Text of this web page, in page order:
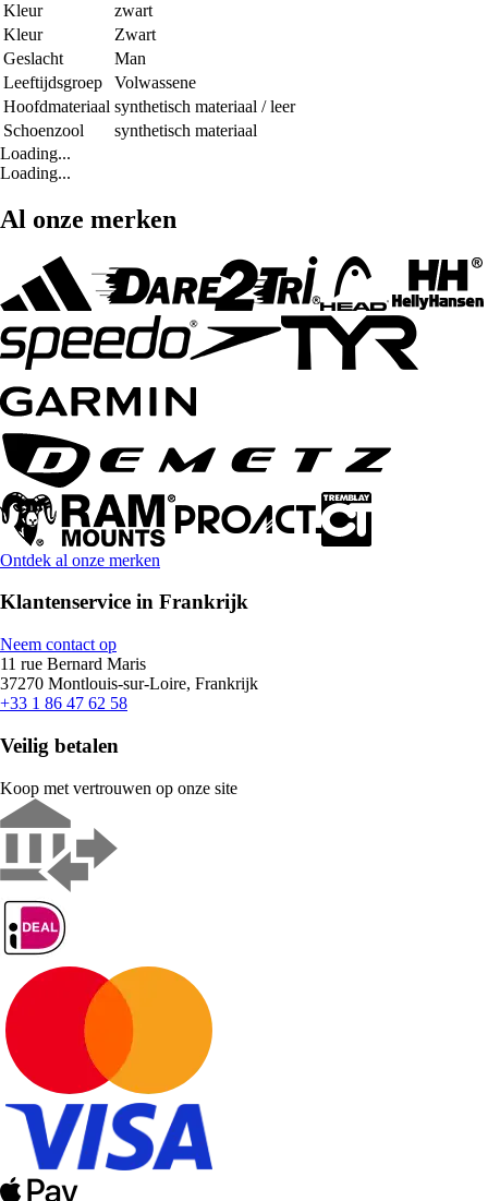
Kleur
zwart
Kleur
Zwart
Geslacht
Man
Leeftijdsgroep
Volwassene
Hoofdmateriaal synthetisch materiaal / leer
Schoenzool
synthetisch materiaal
Loading...
Loading...
Al onze merken
Ontdek al onze merken
Klantenservice in Frankrijk
Neem contact op
11 rue Bernard Maris
37270 Montlouis-sur-Loire, Frankrijk
+33 1 86 47 62 58
Veilig betalen
Koop met vertrouwen op onze site